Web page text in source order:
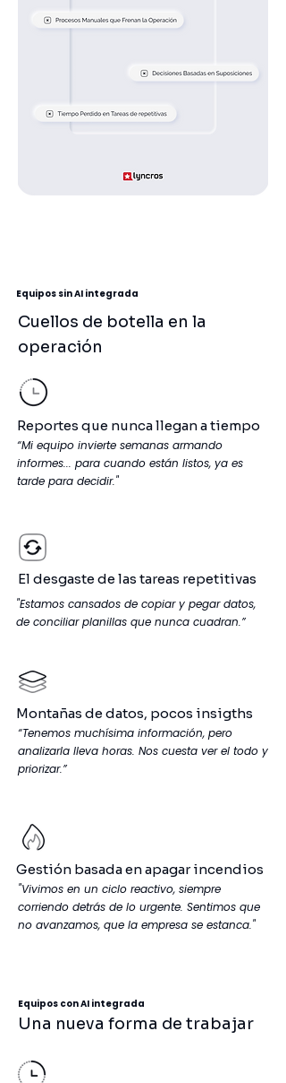
Equipos sin AI integrada
Cuellos de botella en la
operación
Reportes que nunca llegan a tiempo
“Mi equipo invierte semanas armando
informes... para cuando están listos, ya es
tarde para decidir."
El desgaste de las tareas repetitivas
"Estamos cansados de copiar y pegar datos,
de conciliar planillas que nunca cuadran.”
Montañas de datos, pocos insigths
“Tenemos muchísima información, pero
analizarla lleva horas. Nos cuesta ver el todo y
priorizar.”
Gestión basada en apagar incendios
"Vivimos en un ciclo reactivo, siempre
corriendo detrás de lo urgente. Sentimos que
no avanzamos, que la empresa se estanca."
Equipos con AI integrada
Una nueva forma de trabajar